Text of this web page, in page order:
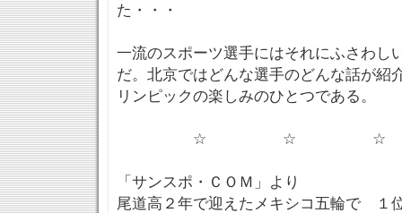
た・・・
一流のスポーツ選手にはそれにふさわし
だ。北京ではどんな選手のどんな話が
リンピックの楽しみのひとつである。
☆ ☆ ☆
「サンスポ・ＣＯＭ」より
尾道高２年で迎えたメキシコ五輪で １